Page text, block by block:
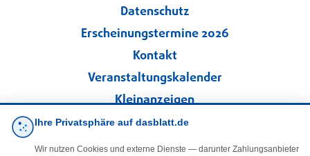
Datenschutz
Erscheinungstermine 2026
Kontakt
Veranstaltungskalender
Kleinanzeigen
Ihre Privatsphäre auf dasblatt.de
Wir nutzen Cookies und externe Dienste — darunter Zahlungsanbieter